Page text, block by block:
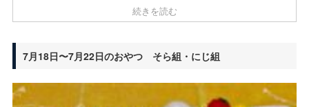
続きを読む
7月18日〜7月22日のおやつ そら組・にじ組